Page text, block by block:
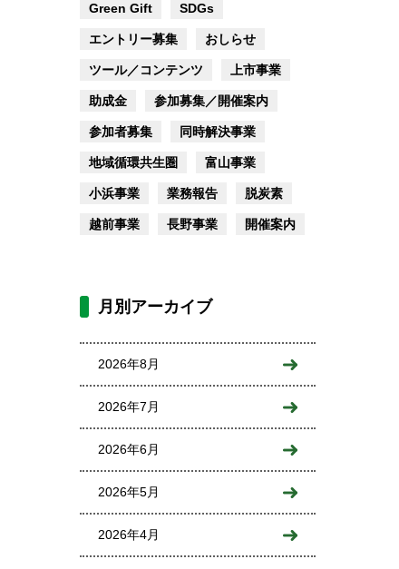
Green Gift SDGs
エントリー募集 おしらせ
ツール／コンテンツ 上市事業
助成金 参加募集／開催案内
参加者募集 同時解決事業
地域循環共生圏 富山事業
小浜事業 業務報告 脱炭素
越前事業 長野事業 開催案内
月別アーカイブ
2026年8月
2026年7月
2026年6月
2026年5月
2026年4月